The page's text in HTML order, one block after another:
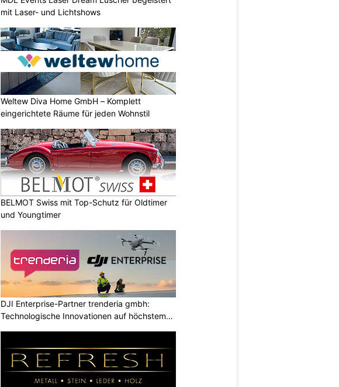
mit Laser- und Lichtshows
Weltew Diva Home GmbH – Komplett
eingerichtete Räume für jeden Wohnstil
BELMOT Swiss mit Top-Schutz für Oldtimer
und Youngtimer
DJI Enterprise-Partner trenderia gmbh:
Technologische Innovationen auf höchstem